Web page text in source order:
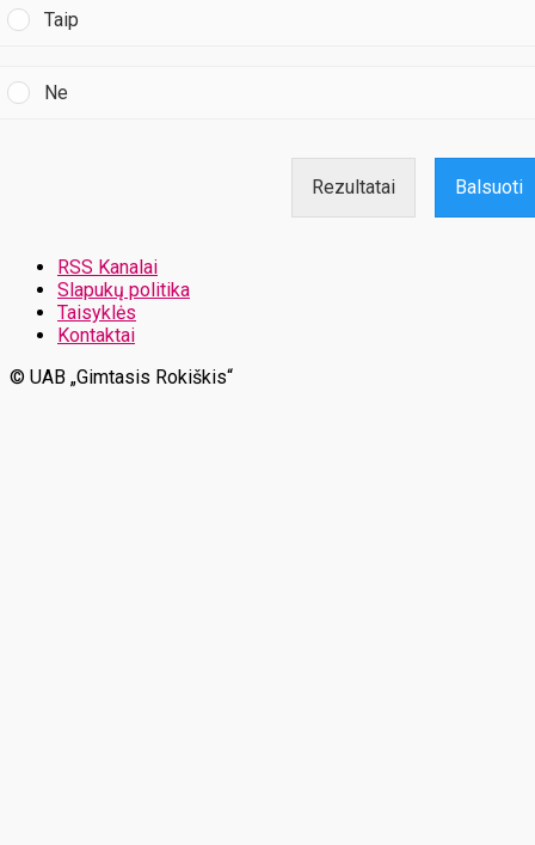
Taip
Ne
Rezultatai Balsuoti
RSS Kanalai
Slapukų politika
Taisyklės
Kontaktai
© UAB „Gimtasis Rokiškis“